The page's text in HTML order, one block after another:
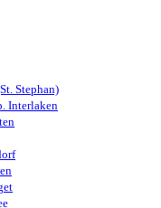
Stephan)
Interlaken